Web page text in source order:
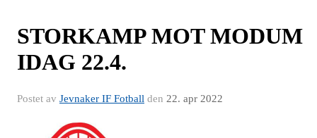
STORKAMP MOT MODUM
IDAG 22.4.
Postet av Jevnaker IF Fotball den 22. apr 2022